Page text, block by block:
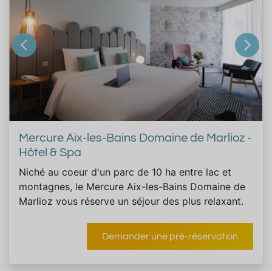
Mercure Aix-les-Bains Domaine de Marlioz -
Hôtel & Spa
Niché au coeur d'un parc de 10 ha entre lac et
montagnes, le Mercure Aix-les-Bains Domaine de
Marlioz vous réserve un séjour des plus relaxant.
Demander une pré-réservation